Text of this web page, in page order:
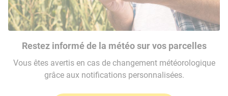
Restez informé de la météo sur vos parcelles
Vous êtes avertis en cas de changement météorologique
grâce aux notifications personnalisées.